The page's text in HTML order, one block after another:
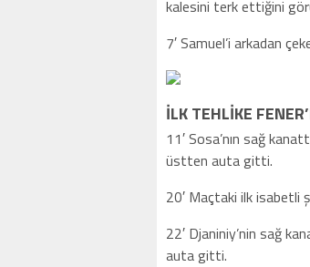
kalesini terk ettiğini
7′ Samuel’i arkadan
İLK TEHLİKE
11′ Sosa’nın sağ
üstten auta gitti.
20′ Maçtaki ilk isabetli
22′ Djaniniy’nin sağ
auta gitti.